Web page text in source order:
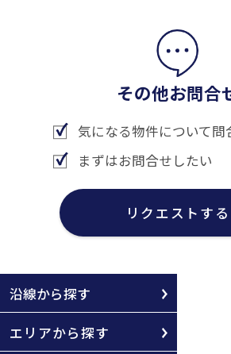
その他お問合
気になる物件について問
まずはお問合せしたい
リクエストする
沿線から探す
エリアから探す